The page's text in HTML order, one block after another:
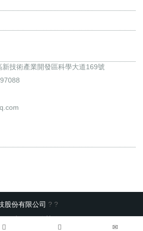
技術產業開發區科學大道169號
股份有限公司 ? ?